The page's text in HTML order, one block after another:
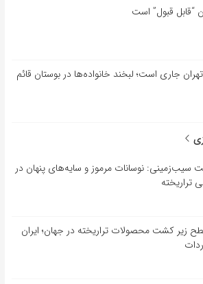
“قابل قبول” است
جاری است؛ لبخند خانواده‌ها در بوستان قائم
سیب‌زمینی: نوسانات مرموز و سایه‌های پنهان در
تراریخته
زیر کشت محصولات تراریخته در جهان؛ ایران